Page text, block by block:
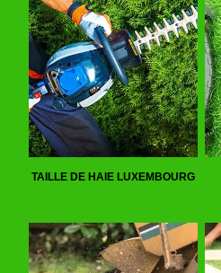
TAILLE DE HAIE LUXEMBOURG